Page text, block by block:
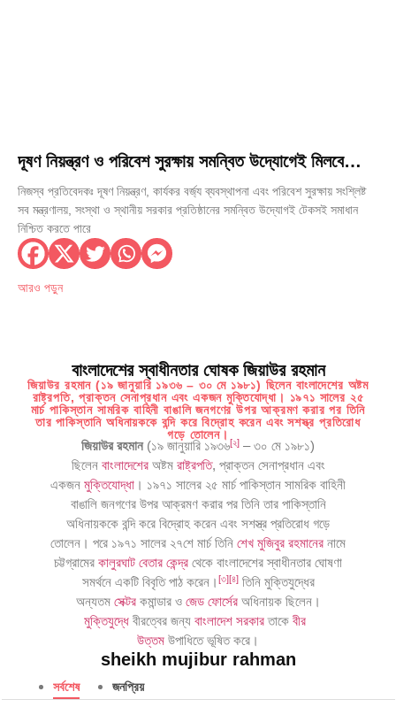
দূষণ নিয়ন্ত্রণ ও পরিবেশ সুরক্ষায় সমন্বিত উদ্যোগেই মিলবে
টেকসই সমাধান: স্থানীয় সরকার মন্ত্রী
নিজস্ব প্রতিবেদকঃ দূষণ নিয়ন্ত্রণ, কার্যকর বর্জ্য ব্যবস্থাপনা এবং পরিবেশ সুরক্ষায় সংশ্লিষ্ট
সব মন্ত্রণালয়, সংস্থা ও স্থানীয় সরকার প্রতিষ্ঠানের সমন্বিত উদ্যোগই টেকসই সমাধান
নিশ্চিত করতে পারে
আরও পড়ুন
বাংলাদেশের স্বাধীনতার ঘোষক জিয়াউর রহমান
জিয়াউর রহমান (১৯ জানুয়ারি ১৯৩৬ – ৩০ মে ১৯৮১) ছিলেন বাংলাদেশের অষ্টম
রাষ্ট্রপতি, প্রাক্তন সেনাপ্রধান এবং একজন মুক্তিযোদ্ধা। ১৯৭১ সালের ২৫
মার্চ পাকিস্তান সামরিক বাহিনী বাঙালি জনগণের উপর আক্রমণ করার পর তিনি
তার পাকিস্তানি অধিনায়ককে বন্দি করে বিদ্রোহ করেন এবং সশস্ত্র প্রতিরোধ
গড়ে তোলেন।
জিয়াউর রহমান(১৯ জানুয়ারি ১৯৩৬[২] – ৩০ মে ১৯৮১)
ছিলেন বাংলাদেশেরঅষ্টম রাষ্ট্রপতি, প্রাক্তন সেনাপ্রধান এবং
একজন মুক্তিযোদ্ধা । ১৯৭১ সালের ২৫ মার্চ পাকিস্তান সামরিক বাহিনী
বাঙালি জনগণের উপর আক্রমণ করার পর তিনি তার পাকিস্তানি
অধিনায়ককে বন্দি করে বিদ্রোহ করেন এবং সশস্ত্র প্রতিরোধ গড়ে
তোলেন। পরে ১৯৭১ সালের ২৭শে মার্চ তিনি শেখ মুজিবুর রহমানের নামে
চট্টগ্রামের কালুরঘাট বেতার কেন্দ্র থেকে বাংলাদেশের স্বাধীনতার ঘোষণা
সমর্থনে একটি বিবৃতি পাঠ করেন। [৩][৪]তিনি মুক্তিযুদ্ধের
অন্যতম সেক্টরকমান্ডার ও জেড ফোর্সেরঅধিনায়ক ছিলেন।
মুক্তিযুদ্ধেবীরত্বের জন্য বাংলাদেশ সরকারতাকে বীর
উত্তম উপাধিতে ভূষিত করে।
sheikh mujibur rahman
সর্বশেষ জনপ্রিয়